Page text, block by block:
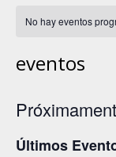
No hay eventos
eventos
fecha.
Últimos